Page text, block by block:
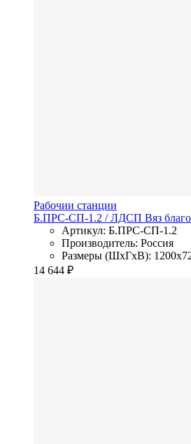
Рабочии станции
Б.ПРС-СП-1.2 / ЛДСП Вяз
Артикул: Б.ПРС-СП-1.2
Производитель: Россия
Размеры (ШхГхВ):
14 644 ₽